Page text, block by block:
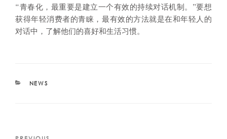
“青春化，最重要是建立一个有效的持续对话机制。”要想
获得年轻消费者的青睐，最有效的方法就是在和年轻人的
对话中，了解他们的喜好和生活习惯。
CATEGORIES
NEWS
Post